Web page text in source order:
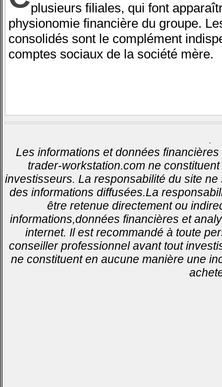
plusieurs filiales, qui font
physionomie financière du groupe.
consolidés sont le complément
comptes sociaux de la société mère.
-
Les informations et données
trader-workstation.com ne
investisseurs. La responsabilité du site
des informations diffusées.La
être retenue directement ou
informations,données financières et
internet. Il est recommandé à toute
conseiller professionnel avant tout
ne constituent en aucune manière une